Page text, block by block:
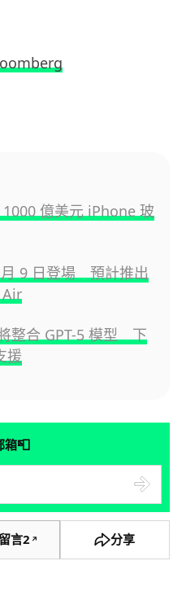
億美元 iPhone 玻
9 日登場 預計推出
Air
整合 GPT-5 模型 下
援
箱📮
言2 ↗ 分享